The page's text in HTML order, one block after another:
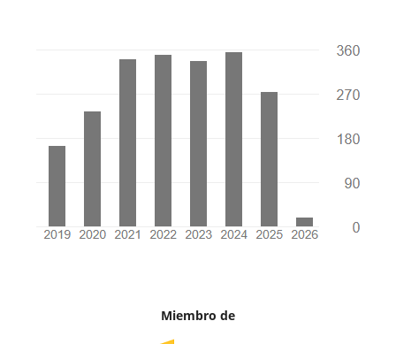
Miembro de